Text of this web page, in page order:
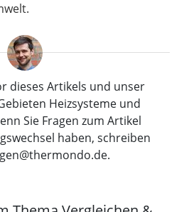
dieses Artikels und unser
Heizsysteme und
Sie Fragen zum Artikel
haben, schreiben